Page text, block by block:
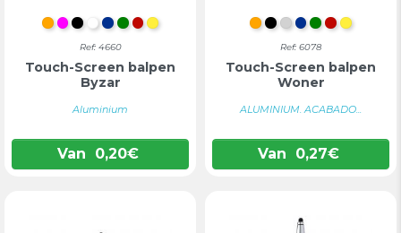
ORANJE
FUCHSIA
ZWART
WITBLAUW
GROEN
ROOD
GEEL
Ref: 4660
Touch-Screen balpen
Byzar
Aluminium
Van 0,20€
ORANJE
ZWART
ZILVER
BLAUW
GROEN
ROOD
GEEL
Ref: 6078
Touch-Screen balpen
Woner
ALUMINIUM. ACABADO...
Van 0,27€